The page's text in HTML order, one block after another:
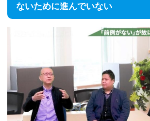
ないために進んでいない